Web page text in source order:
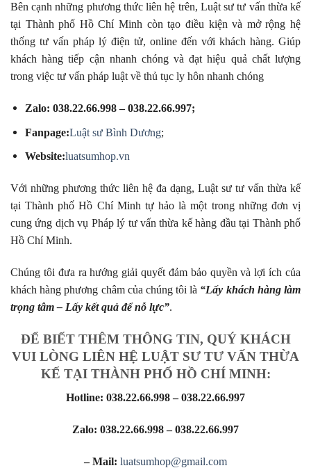
Bên cạnh những phương thức liên hệ trên, Luật sư tư vấn thừa kế
tại Thành phố Hồ Chí Minh còn tạo điều kiện và mở rộng hệ
thống tư vấn pháp lý điện tử, online đến với khách hàng. Giúp
khách hàng tiếp cận nhanh chóng và đạt hiệu quả chất lượng
trong việc tư vấn pháp luật về thủ tục ly hôn nhanh chóng
Zalo: 038.22.66.998 – 038.22.66.997;
Fanpage:Luật sư Bình Dương;
Website:luatsumhop.vn
Với những phương thức liên hệ đa dạng, Luật sư tư vấn thừa kế
tại Thành phố Hồ Chí Minh tự hảo là một trong những đơn vị
cung ứng dịch vụ Pháp lý tư vấn thừa kế hàng đầu tại Thành phố
Hồ Chí Minh.
Chúng tôi đưa ra hướng giải quyết đảm bảo quyền và lợi ích của
khách hàng phương châm của chúng tôi là “Lấy khách hàng làm
trọng tâm – Lấy kết quả để nỗ lực”.
ĐỂ BIẾT THÊM THÔNG TIN, QUÝ KHÁCH
VUI LÒNG LIÊN HỆ LUẬT SƯ TƯ VẤN THỪA
KẾ TẠI THÀNH PHỐ HỒ CHÍ MINH:
Hotline: 038.22.66.998 – 038.22.66.997
Zalo: 038.22.66.998 – 038.22.66.997
– Mail: luatsumhop@gmail.com